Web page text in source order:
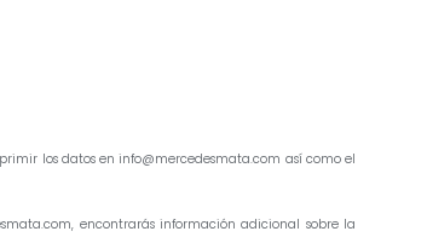
los datos en info@mercedesmata.com así como el
encontrarás información adicional sobre la